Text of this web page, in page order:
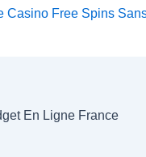
Casino Free Spins
En Ligne France